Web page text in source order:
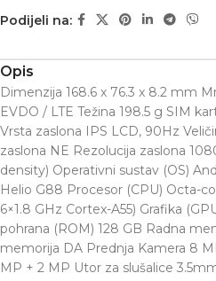
Podijeli na:
Opis
Dimenzija 168.6 x 76.3 x 8.2 mm
EVDO / LTE Težina 198.5 g SIM
Vrsta zaslona IPS LCD, 90Hz
zaslona NE Rezolucija zaslona
density) Operativni sustav (OS)
Helio G88 Procesor (CPU) Octa-
6×1.8 GHz Cortex-A55) Grafika
pohrana (ROM) 128 GB Radna
memorija DA Prednja Kamera 8
MP + 2 MP Utor za slušalice